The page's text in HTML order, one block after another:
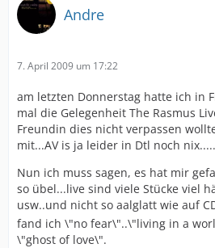
Andre
7. April 2009 um 17:22
am letzten Donnerstag hatte ich in
mal die Gelegenheit The Rasmus
Freundin dies nicht verpassen
mit...AV is ja leider in Dtl noch nix.....
Nun ich muss sagen, es hat mir
so übel...live sind viele Stücke viel
usw..und nicht so aalglatt wie auf
fand ich \"no fear\"..\"living in a
\"ghost of love\".